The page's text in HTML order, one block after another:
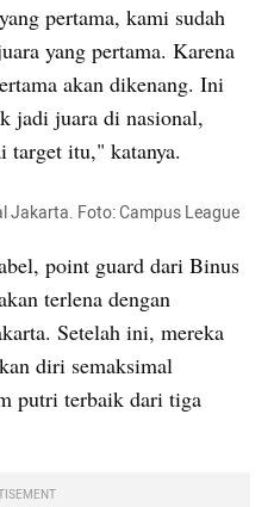
pertama, kami sudah
yang pertama. Karena
akan dikenang. Ini
jadi juara di nasional,
target itu," katanya.
Jakarta. Foto: Campus League
point guard dari Binus
terlena dengan
Setelah ini, mereka
diri semaksimal
putri terbaik dari tiga